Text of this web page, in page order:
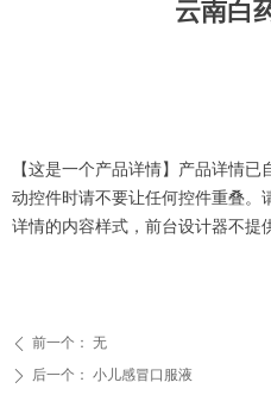
云南白
ꄴ 前一个： 无
ꄲ 后一个： 小儿感冒口服液
【这是一个产品详情】产品详情
动控件时请不要让任何控件重叠。
详情的内容样式，前台设计器不提